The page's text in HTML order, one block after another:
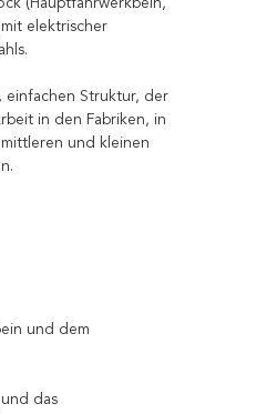
(Hauptfahrwerkbein,
elektrischer
einfachen Struktur, der
in den Fabriken, in
und kleinen
und dem
das